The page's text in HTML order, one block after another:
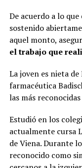
De acuerdo a lo
sostenido
aquel monto,
el trabajo que
La joven es nieta
farmacéutica
las más
Estudió en los
actualmente cursa
de Viena. Durante
reconocido como